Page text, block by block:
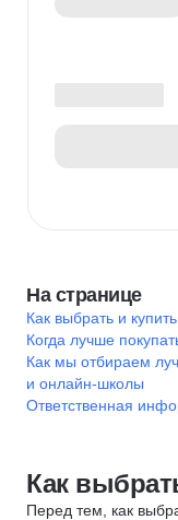
На странице
Как выбрать и
Когда лучше
Как мы отбираем
и онлайн-школы
Ответственная
Как
Перед тем, как